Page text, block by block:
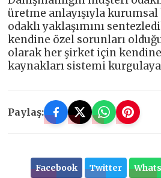
üretme anlayışıyla kurumsal
odaklı yaklaşımını
kendine özel sorunları
olarak her şirket için
kaynakları sistemi
Paylaş:
Facebook Twitter